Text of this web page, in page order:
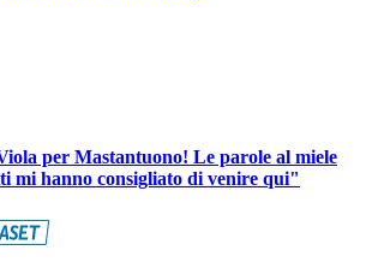
per Mastantuono! Le parole al miele
mi hanno consigliato di venire qui"